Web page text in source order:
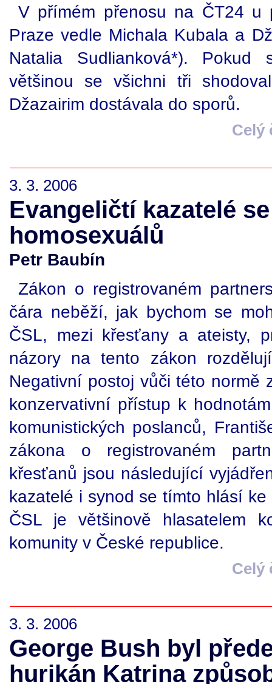
V přímém přenosu na ČT24 u
Praze vedle Michala Kubala a
Natalia Sudlianková*). Pokud
většinou se všichni tři
Džazairim dostávala do sporů.
Celý
3. 3. 2006
Evangeličtí kazatelé
homosexuálů
Petr Baubín
Zákon o registrovaném
čára neběží, jak bychom se
ČSL, mezi křesťany a ateisty,
názory na tento zákon
Negativní postoj vůči této normě
konzervativní přístup k
komunistických poslanců,
zákona o registrovaném
křesťanů jsou následující
kazatelé i synod se tímto hlásí
ČSL je většinově hlasatelem
komunity v České republice.
Celý
3. 3. 2006
George Bush byl
hurikán Katrina